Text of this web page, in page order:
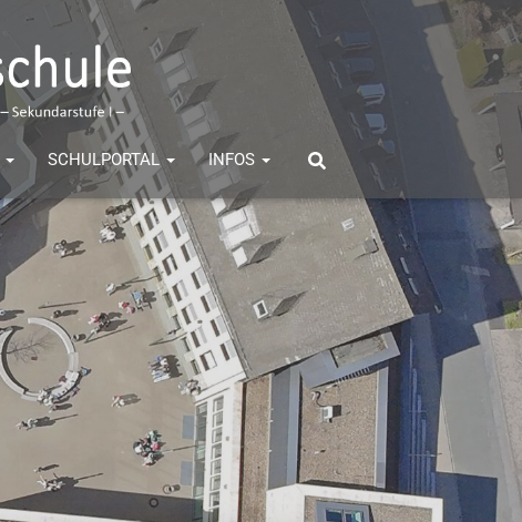
SCHULPORTAL INFOS